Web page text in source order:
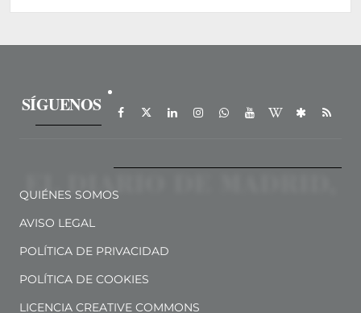
SÍGUENOS
QUIÉNES SOMOS
AVISO LEGAL
POLÍTICA DE PRIVACIDAD
POLÍTICA DE COOKIES
LICENCIA CREATIVE COMMONS